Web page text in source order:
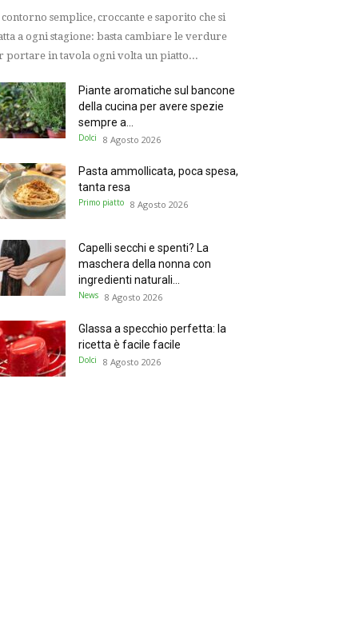
contorno semplice, croccante e saporito che si
a ogni stagione: basta cambiare le verdure
portare in tavola ogni volta un piatto...
Piante aromatiche sul bancone
della cucina per avere spezie
sempre a...
Dolci 8 Agosto 2026
Pasta ammollicata, poca spesa,
tanta resa
Primo piatto 8 Agosto 2026
Capelli secchi e spenti? La
maschera della nonna con
ingredienti naturali...
News 8 Agosto 2026
Glassa a specchio perfetta: la
ricetta è facile facile
Dolci 8 Agosto 2026